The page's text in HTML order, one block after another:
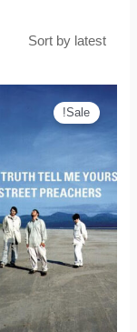
Sale!